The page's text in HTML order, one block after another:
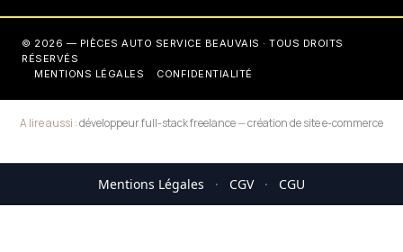
© 2026 — PIÈCES AUTO SERVICE BEAUVAIS · TOUS DROITS
RÉSERVÉS
MENTIONS LÉGALES
CONFIDENTIALITÉ
A lire aussi :développeur full-stack freelance—création de site e-commerce
Mentions Légales · CGV · CGU